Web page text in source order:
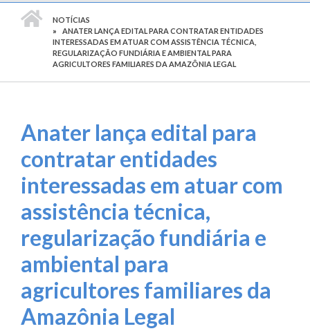
NOTÍCIAS
ANATER LANÇA EDITAL PARA CONTRATAR ENTIDADES
INTERESSADAS EM ATUAR COM ASSISTÊNCIA TÉCNICA,
REGULARIZAÇÃO FUNDIÁRIA E AMBIENTAL PARA
AGRICULTORES FAMILIARES DA AMAZÔNIA LEGAL
Anater lança edital para
contratar entidades
interessadas em atuar com
assistência técnica,
regularização fundiária e
ambiental para
agricultores familiares da
Amazônia Legal